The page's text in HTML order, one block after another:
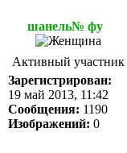
шанель№ фу
Активный участник
Зарегистрирован:
19 май 2013, 11:42
Сообщения: 1190
Изображений: 0